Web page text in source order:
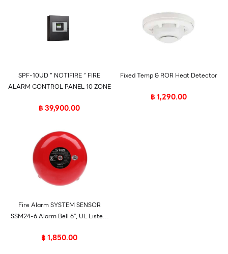
SPF-10UD ” NOTIFIRE ” FIRE
ALARM CONTROL PANEL 10 ZONE
฿39,900.00
Fixed Temp & ROR Heat Detector
฿1,290.00
Fire Alarm SYSTEM SENSOR
SSM24-6 Alarm Bell 6″, UL Listed,
฿1,850.00